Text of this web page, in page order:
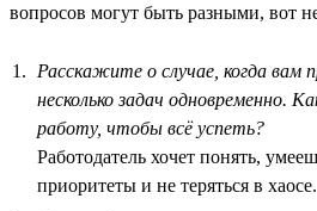
вопросов могут быть разными, вот
Расскажите о случае, когда вам
несколько задач одновременно.
работу, чтобы всё успеть?
Работодатель хочет понять,
приоритеты и не теряться в хаосе.